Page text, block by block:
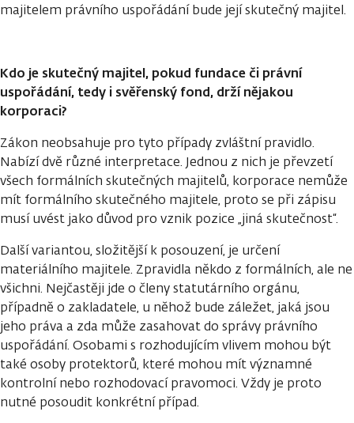
majitelem právního uspořádání bude její skutečný majitel.
Kdo je skutečný majitel, pokud fundace či právní
uspořádání, tedy i svěřenský fond, drží nějakou
korporaci?
Zákon neobsahuje pro tyto případy zvláštní pravidlo.
Nabízí dvě různé interpretace. Jednou z nich je převzetí
všech formálních skutečných majitelů, korporace nemůže
mít formálního skutečného majitele, proto se při zápisu
musí uvést jako důvod pro vznik pozice „jiná skutečnost“.
Další variantou, složitější k posouzení, je určení
materiálního majitele. Zpravidla někdo z formálních, ale ne
všichni. Nejčastěji jde o členy statutárního orgánu,
případně o zakladatele, u něhož bude záležet, jaká jsou
jeho práva a zda může zasahovat do správy právního
uspořádání. Osobami s rozhodujícím vlivem mohou být
také osoby protektorů, které mohou mít významné
kontrolní nebo rozhodovací pravomoci. Vždy je proto
nutné posoudit konkrétní případ.